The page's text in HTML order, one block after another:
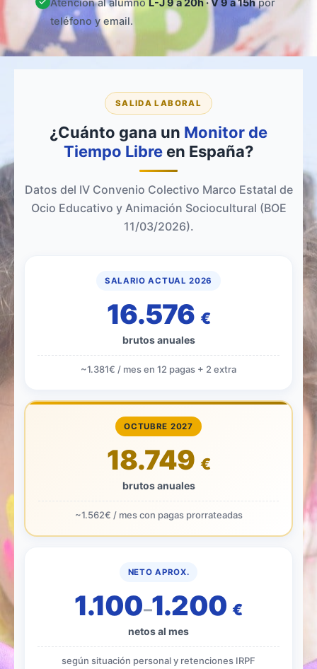
Atención al alumno L-J 9 a 20h · V 9 a 15hpor
teléfono y email.
SALIDA LABORAL
¿Cuánto gana un Monitor de
Tiempo Libre en España?
Datos del IV Convenio Colectivo Marco Estatal de
Ocio Educativo y Animación Sociocultural (BOE
11/03/2026).
SALARIO ACTUAL 2026
16.576 €
brutos anuales
~1.381€ / mes en 12 pagas + 2 extra
OCTUBRE 2027
18.749 €
brutos anuales
~1.562€ / mes con pagas prorrateadas
NETO APROX.
1.100–1.200€
netos al mes
según situación personal y retenciones IRPF